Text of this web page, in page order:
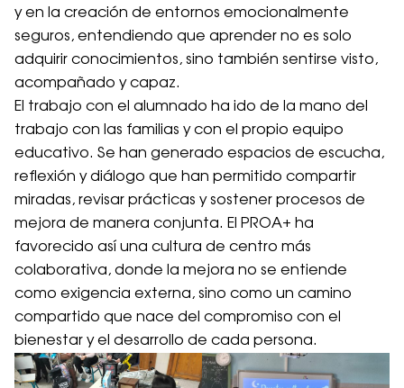
y en la creación de entornos emocionalmente
seguros, entendiendo que aprender no es solo
adquirir conocimientos, sino también sentirse visto,
acompañado y capaz.
El trabajo con el alumnado ha ido de la mano del
trabajo con las familias y con el propio equipo
educativo. Se han generado espacios de escucha,
reflexión y diálogo que han permitido compartir
miradas, revisar prácticas y sostener procesos de
mejora de manera conjunta. El PROA+ ha
favorecido así una cultura de centro más
colaborativa, donde la mejora no se entiende
como exigencia externa, sino como un camino
compartido que nace del compromiso con el
bienestar y el desarrollo de cada persona.